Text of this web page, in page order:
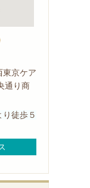
東京ケア
通り商
徒歩５